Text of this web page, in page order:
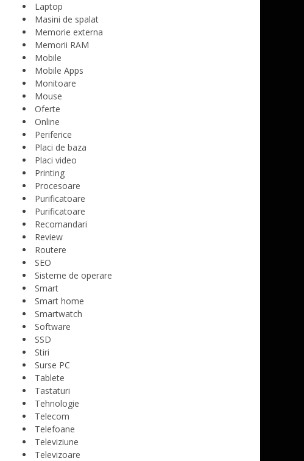
Laptop
Masini de spalat
Memorie externa
Memorii RAM
Mobile
Mobile Apps
Monitoare
Mouse
Oferte
Online
Periferice
Placi de baza
Placi video
Printing
Procesoare
Purificatoare
Purificatoare
Recomandari
Review
Routere
SEO
Sisteme de operare
Smart
Smart home
Smartwatch
Software
SSD
Stiri
Surse PC
Tablete
Tastaturi
Tehnologie
Telecom
Telefoane
Televiziune
Televizoare